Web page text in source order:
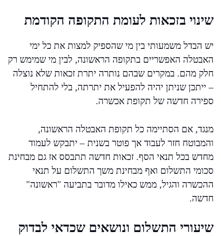
שינוי בזכאות לעומת התקופה הקודמת
יש הבדל משמעותי בין מי שהספיק למצות את כל ימי
האבטלה האפשריים בתקופה הראשונה, לבין מי שמימש רק
חלק מהם. במקרים שבהם נותרה יתרת זכאות שלא נוצלה
– ייתכן שניתן יהיה להפעיל את יתרתה, בלי להתחיל
ספירה חדשה של תקופת אכשרה.
מנגד, אם הסתיימה כל תקופת האבטלה הראשונה,
והמבוטח חזר לעבוד אך פוטר בשנית – יתבקש לעמוד
מחדש בכל תנאי הסף. זכאות חדשה תתבסס אז גם מבחינת
סכומי התשלום ואף מבחינת משך התשלום על תנאי
ההכשרה והגיל, ממש כאילו מדובר בתביעה "ראשונה"
חדשה.
שיעורי התשלום ונושאים שכדאי לבדוק